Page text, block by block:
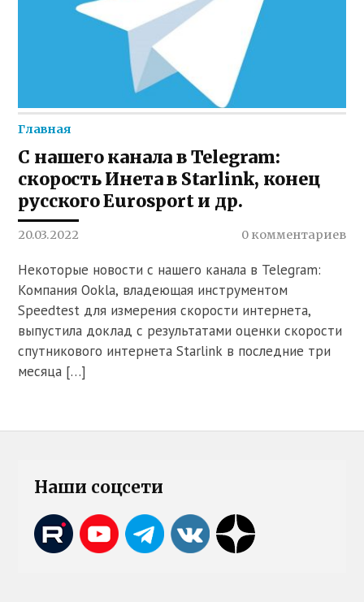
Главная
С нашего канала в Telegram:
скорость Инета в Starlink, конец
русского Eurosport и др.
20.03.2022 0 комментариев
Некоторые новости с нашего канала в Telegram:
Компания Ookla, владеющая инструментом
Speedtest для измерения скорости интернета,
выпустила доклад с результатами оценки скорости
спутникового интернета Starlink в последние три
месяца […]
Наши соцсети